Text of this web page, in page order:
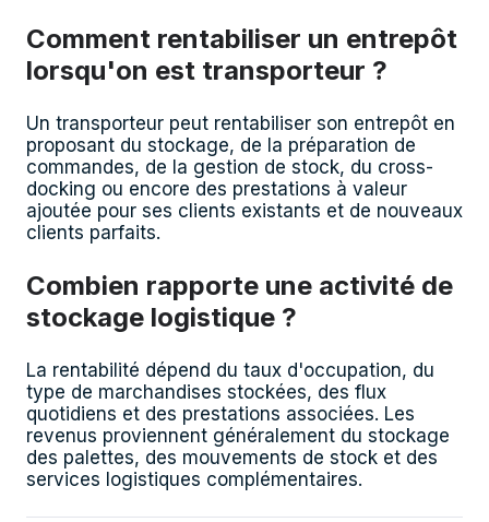
Comment rentabiliser un entrepôt
lorsqu'on est transporteur ?
Un transporteur peut rentabiliser son entrepôt en
proposant du stockage, de la préparation de
commandes, de la gestion de stock, du cross-
docking ou encore des prestations à valeur
ajoutée pour ses clients existants et de nouveaux
clients parfaits.
Combien rapporte une activité de
stockage logistique ?
La rentabilité dépend du taux d'occupation, du
type de marchandises stockées, des flux
quotidiens et des prestations associées. Les
revenus proviennent généralement du stockage
des palettes, des mouvements de stock et des
services logistiques complémentaires.